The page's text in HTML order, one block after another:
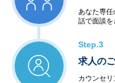
あなた専
話で面談を
Step.3
求人の
カウンセ